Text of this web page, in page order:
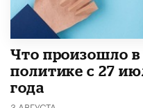
​Что произошло в
политике с 27
года